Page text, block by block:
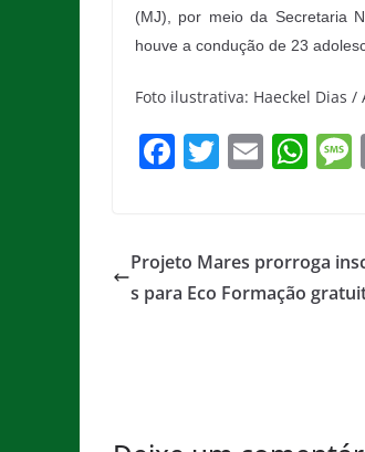
(MJ), por meio da Secretaria
houve a condução de 23
Foto ilustrativa: Haeckel Dias /
F
e
b
T
er
E
l
W
s
A
Projeto Mares prorroga
s para Eco Formação